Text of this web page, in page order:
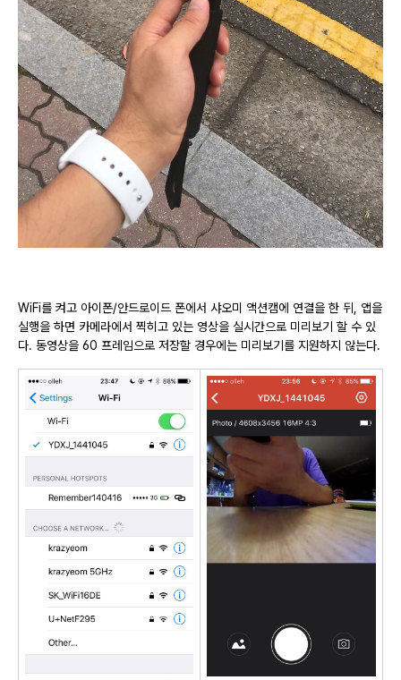
WiFi를 켜고 아이폰/안드로이드 폰에서 샤오미 액션캠에 연결을 한 뒤, 앱을
실행을 하면 카메라에서 찍히고 있는 영상을 실시간으로 미리보기 할 수 있
다. 동영상을 60 프레임으로 저장할 경우에는 미리보기를 지원하지 않는다.